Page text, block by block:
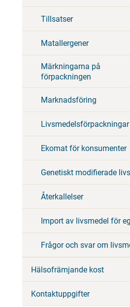
Tillsatser
Matallergener
Märkningarna på
förpackningen
Marknadsföring
Livsmedelsförpackningar
Ekomat för konsumenter
Genetiskt modifierade
Återkallelser
Import av livsmedel för
Frågor och svar om
Hälsofrämjande kost
Kontaktuppgifter